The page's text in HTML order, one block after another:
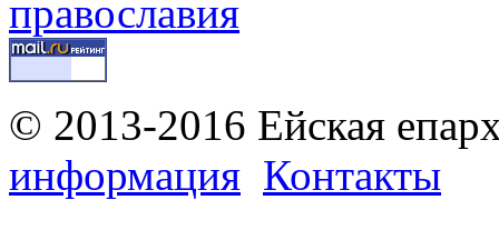
© 2013-2016 Ейская
информация Контакты